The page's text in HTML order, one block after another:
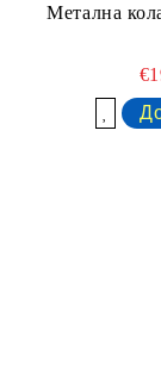
Метална